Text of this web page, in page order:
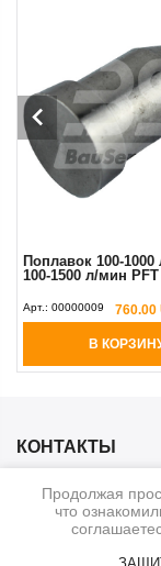
Поплавок 100-
100-1500 л/мин PFT
Арт.: 00000009 760.00
В
КОНТАКТЫ
КАТЕГОРИИ
ИНФОРМАЦИЯ
Продолжая
что